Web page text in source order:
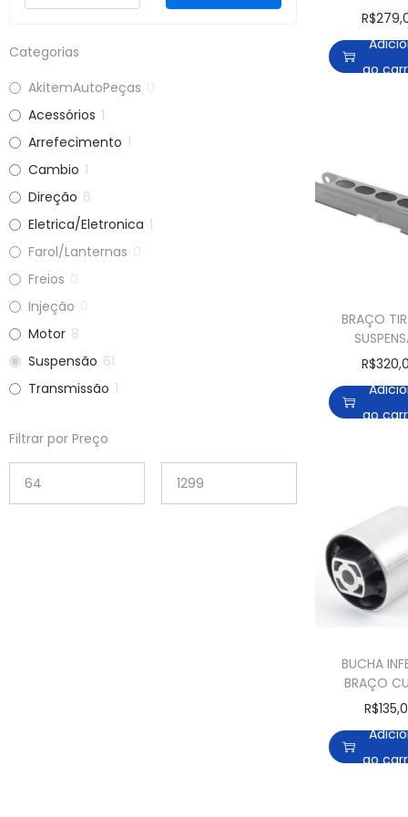
Categorias
AkitemAutoPeças
Acessórios 1
Arrefecimento 1
Cambio 1
Direção 6
Eletrica/Eletronica 1
Farol/Lanternas
Freios
Injeção
Motor 8
Suspensão 61
Transmissão 1
Filtrar por Preço
518 520
530 535
1988 A
R$
ao
BRAÇO
TRASEIRA
116 118
R$
ao
BUCHA
BRAÇO
AUDI A4 A5
R$
ao